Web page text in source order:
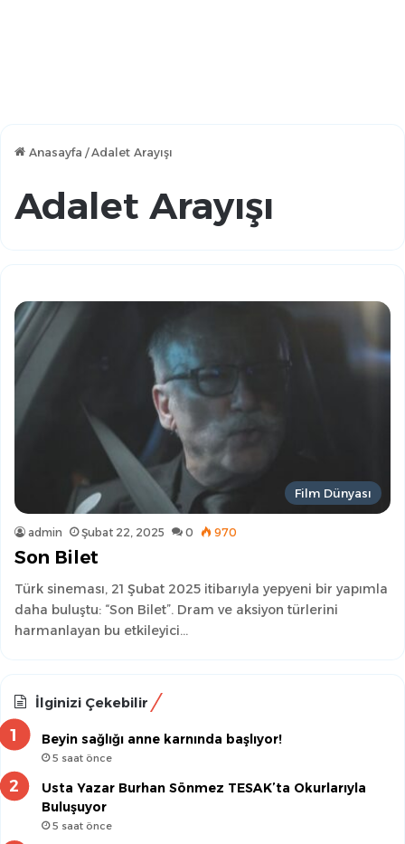
Anasayfa /Adalet Arayışı
Adalet Arayışı
Film Dünyası
admin Şubat 22, 2025 0 970
Son Bilet
Türk sineması, 21 Şubat 2025 itibarıyla yepyeni bir yapımla
daha buluştu: “Son Bilet”. Dram ve aksiyon türlerini
harmanlayan bu etkileyici…
İlginizi Çekebilir
Beyin sağlığı anne karnında başlıyor!
5 saat önce
Usta Yazar Burhan Sönmez TESAK’ta Okurlarıyla
Buluşuyor
5 saat önce